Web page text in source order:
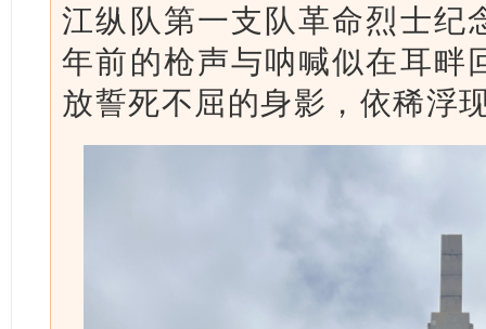
江纵队第一支队革命烈士纪
年前的枪声与呐喊似在耳畔
放誓死不屈的身影，依稀浮